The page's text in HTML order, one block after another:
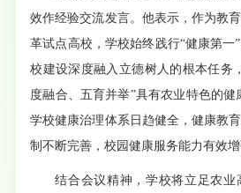
效作经验交流发言。他表示，作为教
革试点高校，学校始终践行“健康第一
校建设深度融入立德树人的根本任务
度融合、五育并举”具有农业特色的健
学校健康治理体系日趋健全，健康教
制不断完善，校园健康服务能力有效增
结合会议精神，学校将立足农业